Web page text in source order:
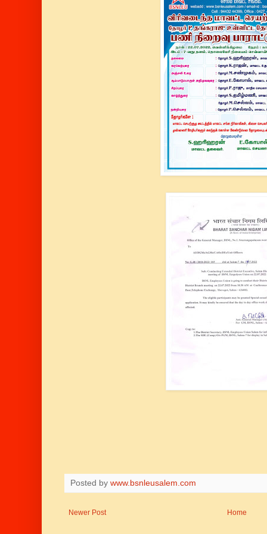
Posted by www.bsnleusalem.com
Newer Post Home